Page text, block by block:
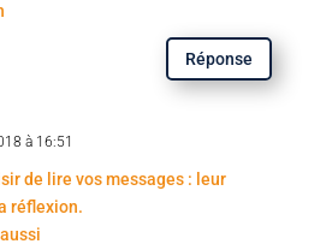
Réponse
à 16:51
de lire vos messages : leur
réflexion.